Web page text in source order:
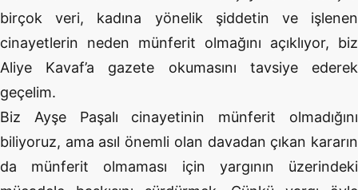
birçok veri, kadına yönelik şiddetin ve işlenen
cinayetlerin neden münferit olmağını açıklıyor, biz
Aliye Kavaf’a gazete okumasını tavsiye ederek
geçelim.
Biz Ayşe Paşalı cinayetinin münferit olmadığını
biliyoruz, ama asıl önemli olan davadan çıkan kararın
da münferit olmaması için yargının üzerindeki